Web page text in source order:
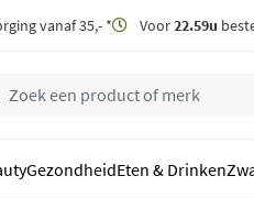
vanaf 35,- * Voor22.59u
GezondheidEten & Drinken